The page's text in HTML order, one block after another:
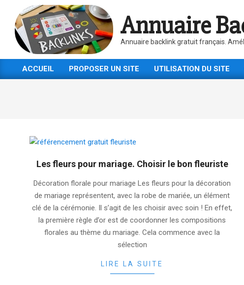
content
Annuaire
Annuaire backlink gratuit français.
Primary
ACCUEIL PROPOSER UN SITE UTILISATION DU SITE
Les fleurs pour mariage. Choisir le bon fleuriste
10-
06
Décoration florale pour mariage Les fleurs pour la décoration
de mariage représentent, avec la robe de mariée, un élément
clé de la cérémonie. Il s’agit de les choisir avec soin ! En effet,
la première règle d’or est de coordonner les compositions
florales au thème du mariage. Cela commence avec la
sélection
LIRE LA SUITE